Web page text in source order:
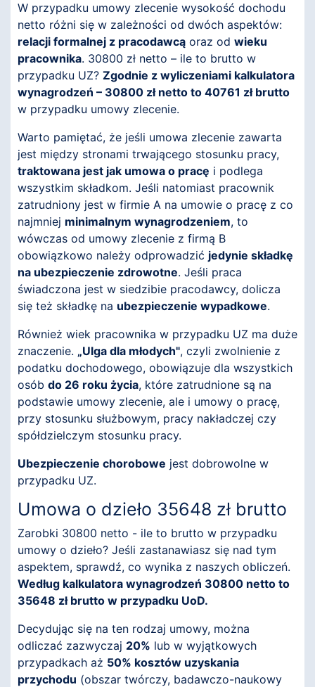
W przypadku umowy zlecenie wysokość dochodu
netto różni się w zależności od dwóch aspektów:
relacji formalnej z pracodawcą oraz od wieku
pracownika. 30800 zł netto – ile to brutto w
przypadku UZ? Zgodnie z wyliczeniami kalkulatora
wynagrodzeń – 30800 zł netto to 40761 zł brutto
w przypadku umowy zlecenie.
Warto pamiętać, że jeśli umowa zlecenie zawarta
jest między stronami trwającego stosunku pracy,
traktowana jest jak umowa o pracę i podlega
wszystkim składkom. Jeśli natomiast pracownik
zatrudniony jest w firmie A na umowie o pracę z co
najmniej minimalnym wynagrodzeniem, to
wówczas od umowy zlecenie z firmą B
obowiązkowo należy odprowadzić jedynie składkę
na ubezpieczenie zdrowotne. Jeśli praca
świadczona jest w siedzibie pracodawcy, dolicza
się też składkę na ubezpieczenie wypadkowe.
Również wiek pracownika w przypadku UZ ma duże
znaczenie. „Ulga dla młodych", czyli zwolnienie z
podatku dochodowego, obowiązuje dla wszystkich
osób do 26 roku życia, które zatrudnione są na
podstawie umowy zlecenie, ale i umowy o pracę,
przy stosunku służbowym, pracy nakładczej czy
spółdzielczym stosunku pracy.
Ubezpieczenie chorobowe jest dobrowolne w
przypadku UZ.
Umowa o dzieło 35648 zł brutto
Zarobki 30800 netto - ile to brutto w przypadku
umowy o dzieło? Jeśli zastanawiasz się nad tym
aspektem, sprawdź, co wynika z naszych obliczeń.
Według kalkulatora wynagrodzeń 30800 netto to
35648 zł brutto w przypadku UoD.
Decydując się na ten rodzaj umowy, można
odliczać zazwyczaj 20% lub w wyjątkowych
przypadkach aż 50% kosztów uzyskania
przychodu (obszar twórczy, badawczo-naukowy